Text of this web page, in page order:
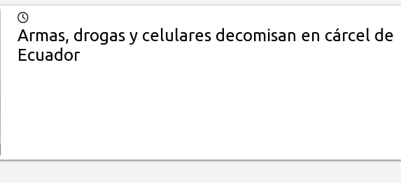
Armas, drogas y celulares decomisan en cárcel de
Ecuador